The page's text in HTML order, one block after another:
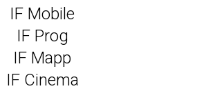
IF Mobile
IF Prog
IF Mapp
IF Cinema